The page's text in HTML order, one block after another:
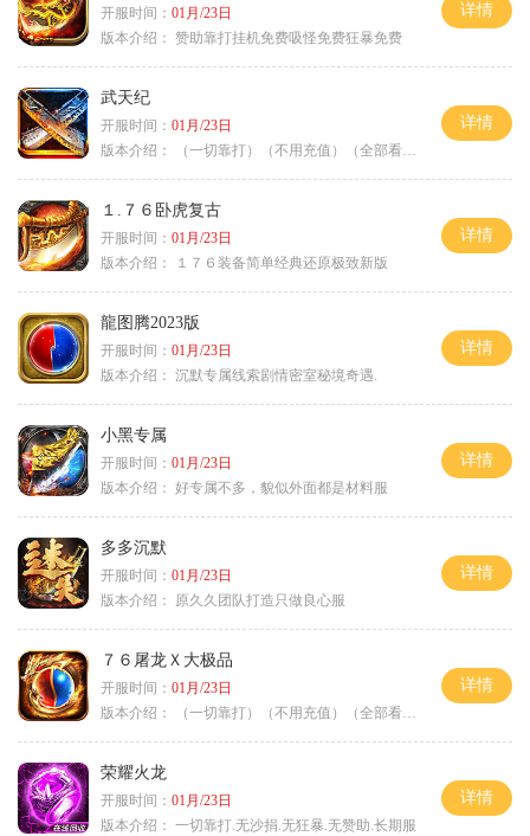
开服时间： 01月/23日
版本介绍： 赞助靠打挂机免费吸怪免费狂暴免费
详情
武天纪
开服时间： 01月/23日
版本介绍：
（一切靠打）（不用充值）（全部看脸）
详情
１.７６卧虎复古
开服时间： 01月/23日
版本介绍：
１７６装备简单经典还原极致新版
详情
龍图腾2023版
开服时间： 01月/23日
版本介绍： 沉默专属线索剧情密室秘境奇遇.
详情
小黑专属
开服时间： 01月/23日
版本介绍： 好专属不多，貌似外面都是材料服
详情
多多沉默
开服时间： 01月/23日
版本介绍：
原久久团队打造只做良心服
详情
７６屠龙Ｘ大极品
开服时间： 01月/23日
版本介绍：
（一切靠打）（不用充值）（全部看脸）
详情
荣耀火龙
开服时间： 01月/23日
版本介绍： 一切靠打.无沙捐.无狂暴.无赞助.长期服
详情